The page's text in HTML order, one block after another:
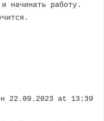
начинать работу.
22.09.2023 at 13:39